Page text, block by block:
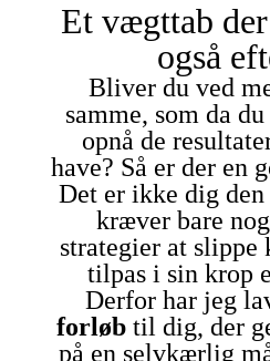
Et vægttab
også
Bliver du ved
samme, som da
opnå de
have? Så er der en
Det er ikke dig
kræver bare
strategier at
tilpas i sin krop
Derfor har jeg
forløb til dig, der
på en selvkærlig